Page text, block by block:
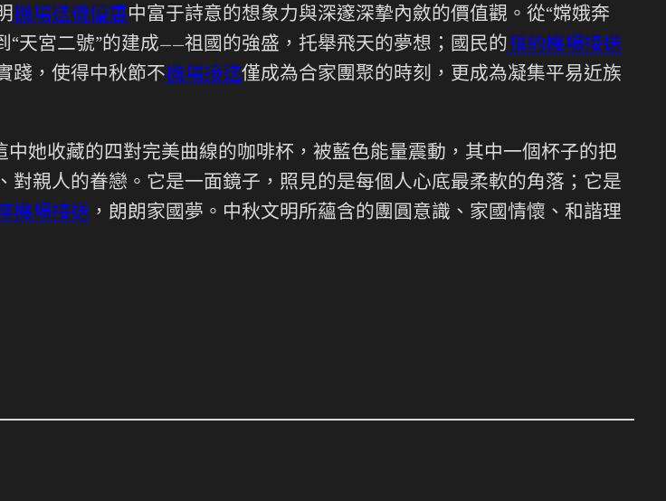
機場送機優惠中富于詩意的想象力與深邃深摯內斂的價值觀。從“嫦娥奔
“天宮二號”的建成——祖國的強盛，托舉飛天的夢想；國民的預約機場接送
踐，使得中秋節不機場接送僅成為合家團聚的時刻，更成為凝集平易近族
她收藏的四對完美曲線的咖啡杯，被藍色能量震動，其中一個杯子的把
親人的眷戀。它是一面鏡子，照見的是每個人心底最柔軟的角落；它是
機場接送 ，朗朗家國夢。中秋文明所蘊含的團圓意識、家國情懷、和諧理